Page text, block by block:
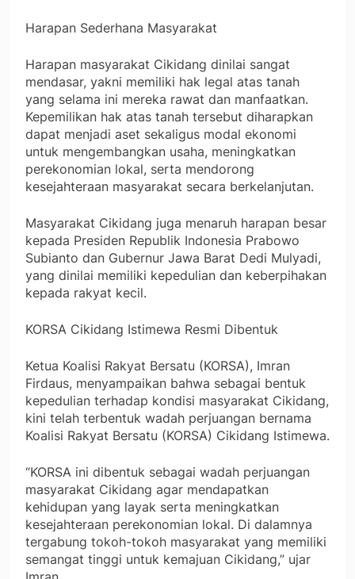
Harapan Sederhana Masyarakat
Harapan masyarakat Cikidang dinilai sangat
mendasar, yakni memiliki hak legal atas tanah
yang selama ini mereka rawat dan manfaatkan.
Kepemilikan hak atas tanah tersebut diharapkan
dapat menjadi aset sekaligus modal ekonomi
untuk mengembangkan usaha, meningkatkan
perekonomian lokal, serta mendorong
kesejahteraan masyarakat secara berkelanjutan.
Masyarakat Cikidang juga menaruh harapan besar
kepada Presiden Republik Indonesia Prabowo
Subianto dan Gubernur Jawa Barat Dedi Mulyadi,
yang dinilai memiliki kepedulian dan keberpihakan
kepada rakyat kecil.
KORSA Cikidang Istimewa Resmi Dibentuk
Ketua Koalisi Rakyat Bersatu (KORSA), Imran
Firdaus, menyampaikan bahwa sebagai bentuk
kepedulian terhadap kondisi masyarakat Cikidang,
kini telah terbentuk wadah perjuangan bernama
Koalisi Rakyat Bersatu (KORSA) Cikidang Istimewa.
“KORSA ini dibentuk sebagai wadah perjuangan
masyarakat Cikidang agar mendapatkan
kehidupan yang layak serta meningkatkan
kesejahteraan perekonomian lokal. Di dalamnya
tergabung tokoh-tokoh masyarakat yang memiliki
semangat tinggi untuk kemajuan Cikidang,” ujar